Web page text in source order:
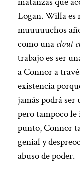
Logan. Willa es
muuuuuchos
como una clout
trabajo es ser
a Connor a
existencia
jamás podrá
pero tampoco
punto, Connor
genial y
abuso de poder.